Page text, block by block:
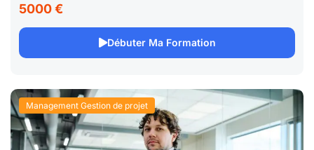
5000 €
Débuter Ma Formation
Management Gestion de projet